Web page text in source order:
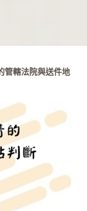
管轄法院與送件地